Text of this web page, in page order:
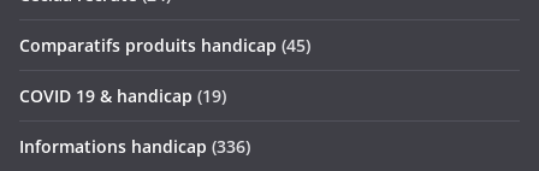
Comparatifs produits handicap (45)
COVID 19 & handicap (19)
Informations handicap (336)